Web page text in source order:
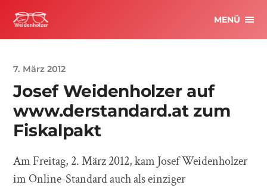
MENÜ
7. März 2012
Josef Weidenholzer auf
www.derstandard.at zum
Fiskalpakt
Am Freitag, 2. März 2012, kam Josef Weidenholzer
im Online-Standard auch als einziger